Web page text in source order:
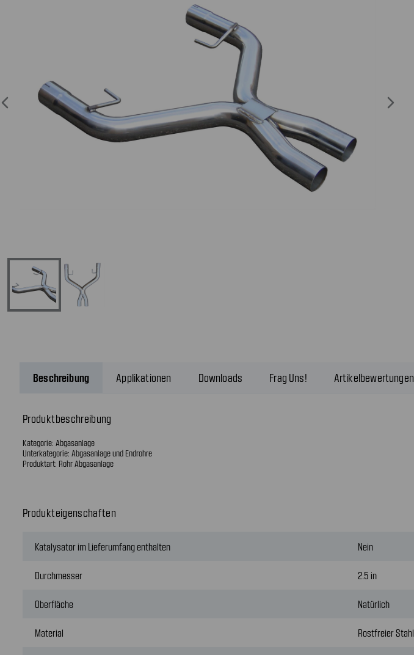
Beschreibung Applikationen Downloads Frag Uns! Artikelbewertungen
Produktbeschreibung
Kategorie: Abgasanlage
Unterkategorie: Abgasanlage und Endrohre
Produktart: Rohr Abgasanlage
Produkteigenschaften
Katalysator im Lieferumfang enthalten Nein
Durchmesser 2.5 in
Oberfläche Natürlich
Material Rostfreier Stahl